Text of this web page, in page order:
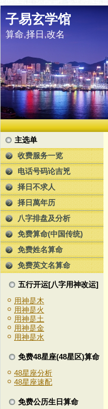
子易玄学馆
算命,择日,改名
主选单
收费服务一览
电话号码论吉兇
择日不求人
择日萬年历
八字排盘及分析
免费算命(中国传统)
免费姓名算命
免费英文名算命
五行开运[八字用神改运]
用神是木
用神是火
用神是土
用神是金
用神是水
免费48星座(48星区)算命
48星座分析
48星座速配
免费公历生日算命